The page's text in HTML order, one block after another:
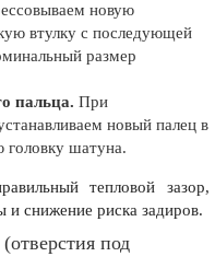
новую
втулку с последующей
размер
пальца. При
новый палец в
шатуна.
тепловой зазор,
и снижение риска задиров.
под